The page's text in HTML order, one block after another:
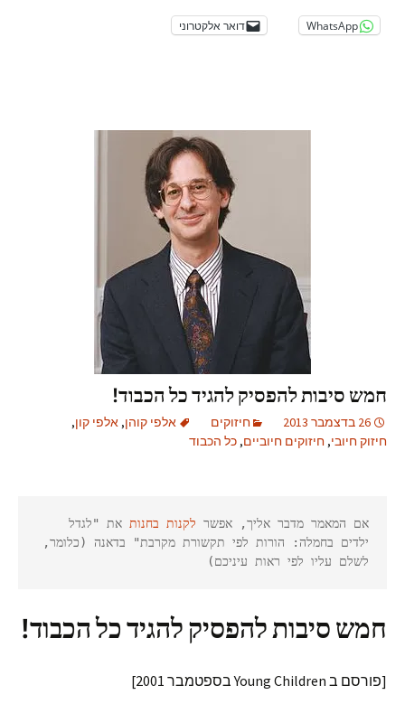
WhatsApp דואר אלקטרוני
חמש סיבות להפסיק להגיד כל הכבוד!
26 בדצמבר 2013 חיזוקים אלפי קוהן, אלפי קון,
חיזוק חיובי, חיזוקים חיוביים, כל הכבוד
אם המאמר מדבר אליך, אפשר לקנות בחנות
לשלם עליו לפי ראות עיניכם)
חמש סיבות להפסיק להגיד כל הכבוד!
[פורסם ב Young Children בספטמבר 2001]